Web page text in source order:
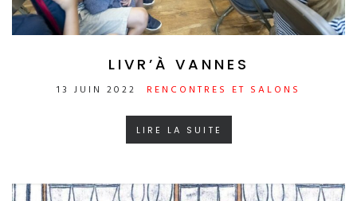
LIVR’À VANNES
13 JUIN 2022 RENCONTRES ET SALONS
LIRE LA SUITE